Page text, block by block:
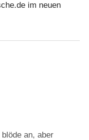
im neuen
an, aber